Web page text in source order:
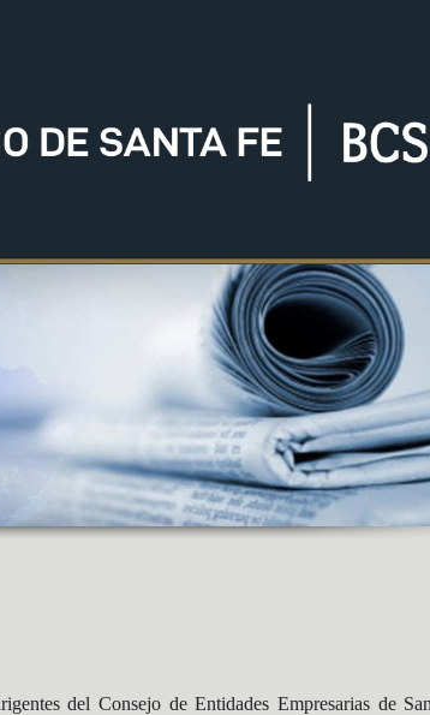
del Consejo de Entidades Empresarias de